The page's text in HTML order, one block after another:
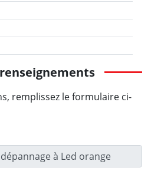
remplissez le formulaire ci-